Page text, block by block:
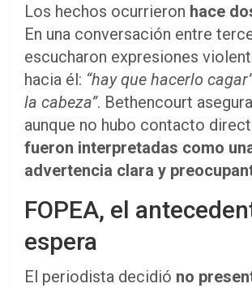
Los hechos ocurrieron hace
En una conversación entre
escucharon expresiones
hacia él: “hay que hacerlo
la cabeza”. Bethencourt
aunque no hubo contacto
fueron interpretadas como
advertencia clara y
FOPEA, el
espera
El periodista decidió no